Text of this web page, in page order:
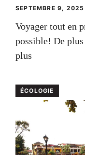
SEPTEMBRE 9, 2025
Voyager tout en
possible! De
plus
ÉCOLOGIE